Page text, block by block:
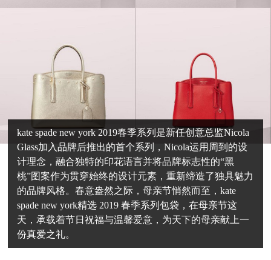
kate spade new york 2019春季系列是新任创意总监Nicola
Glass加入品牌后推出的首个系列，Nicola运用周到的设
计理念，融合独特的印花语言并将品牌标志性的“黑
桃”图案作为贯穿始终的设计元素，重新缔造了独具魅力
的品牌风格。春意盎然之际，母亲节悄然而至，kate
spade new york精选 2019 春季系列包袋，在母亲节这
天，承载着节日祝福与温馨爱意，为天下的母亲献上一
份真爱之礼。